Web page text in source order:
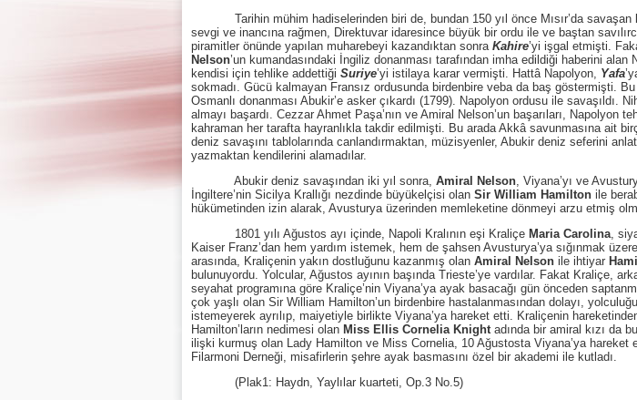
Tarihin mühim hadiselerinden biri de, bundan 150 yıl önce Mısır’da savaşan
sevgi ve inancına rağmen, Direktuvar idaresince büyük bir ordu ile ve baştan
piramitler önünde yapılan muharebeyi kazandıktan sonra Kahire’yi işgal etmişti.
Nelson’un kumandasındaki İngiliz donanması tarafından imha edildiği haberini
kendisi için tehlike addettiği Suriye’yi istilaya karar vermişti. Hattâ Napolyon, Yafa
sokmadı. Gücü kalmayan Fransız ordusunda birdenbire veba da baş göstermişti.
Osmanlı donanması Abukir’e asker çıkardı (1799). Napolyon ordusu ile savaşıldı.
almayı başardı. Cezzar Ahmet Paşa’nın ve Amiral Nelson’un başarıları,
kahraman her tarafta hayranlıkla takdir edilmişti. Bu arada Akkâ savunmasına ait
deniz savaşını tablolarında canlandırmaktan, müzisyenler, Abukir deniz seferini
yazmaktan kendilerini alamadılar.
Abukir deniz savaşından iki yıl sonra, Amiral Nelson, Viyana’yı ve
İngiltere’nin Sicilya Krallığı nezdinde büyükelçisi olan Sir William Hamilton ile
hükümetinden izin alarak, Avusturya üzerinden memleketine dönmeyi arzu etmiş
1801 yılı Ağustos ayı içinde, Napoli Kralının eşi Kraliçe Maria Carolina,
Kaiser Franz’dan hem yardım istemek, hem de şahsen Avusturya’ya sığınmak
arasında, Kraliçenin yakın dostluğunu kazanmış olan Amiral Nelson ile ihtiyar
bulunuyordu. Yolcular, Ağustos ayının başında Trieste’ye vardılar. Fakat Kraliçe,
seyahat programına göre Kraliçe’nin Viyana’ya ayak basacağı gün önceden
çok yaşlı olan Sir William Hamilton’un birdenbire hastalanmasından dolayı,
istemeyerek ayrılıp, maiyetiyle birlikte Viyana’ya hareket etti. Kraliçenin
Hamilton’ların nedimesi olan Miss Ellis Cornelia Knightadında bir amiral kızı da
ilişki kurmuş olan Lady Hamilton ve Miss Cornelia, 10 Ağustosta Viyana’ya hareket
Filarmoni Derneği, misafirlerin şehre ayak basmasını özel bir akademi ile kutladı.
(Plak1: Haydn, Yaylılar kuarteti, Op.3 No.5)